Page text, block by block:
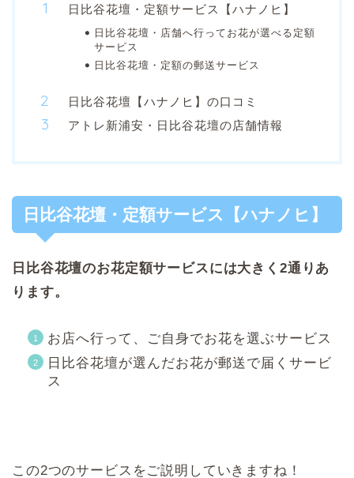
日比谷花壇・定額サービス【ハナノヒ】
日比谷花壇・店舗へ行ってお花が選べる定額
サービス
日比谷花壇・定額の郵送サービス
日比谷花壇【ハナノヒ】の口コミ
アトレ新浦安・日比谷花壇の店舗情報
日比谷花壇・定額サービス【ハナノヒ】
日比谷花壇のお花定額サービスには大きく2通りあ
ります。
お店へ行って、ご自身でお花を選ぶサービス
日比谷花壇が選んだお花が郵送で届くサービ
ス
この2つのサービスをご説明していきますね！